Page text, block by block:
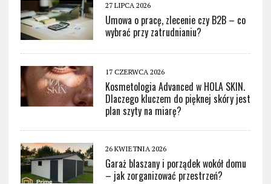
27 LIPCA 2026
Umowa o pracę, zlecenie czy B2B – co
wybrać przy zatrudnianiu?
17 CZERWCA 2026
Kosmetologia Advanced w HOLA SKIN.
Dlaczego kluczem do pięknej skóry jest
plan szyty na miarę?
26 KWIETNIA 2026
Garaż blaszany i porządek wokół domu
– jak zorganizować przestrzeń?